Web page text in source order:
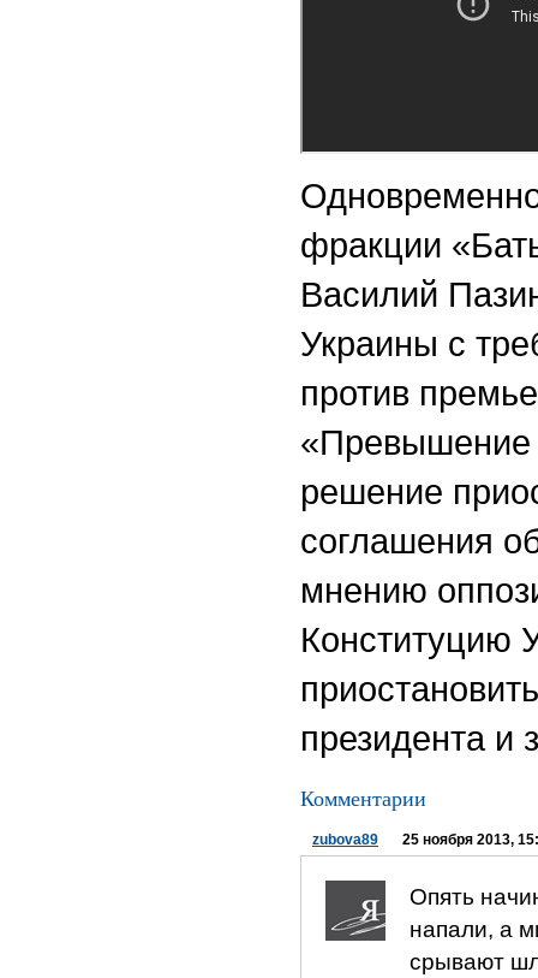
фракции
Василий
Украины с
против
«Превышение
решение
соглашения
мнению
Конституцию
президента и
Комментарии
zubova89 25 ноября 2013,
Опять
напали, а
срывают